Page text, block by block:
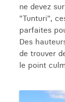
ne devez
"Tunturi",
parfaites
Des
de trouver
le point